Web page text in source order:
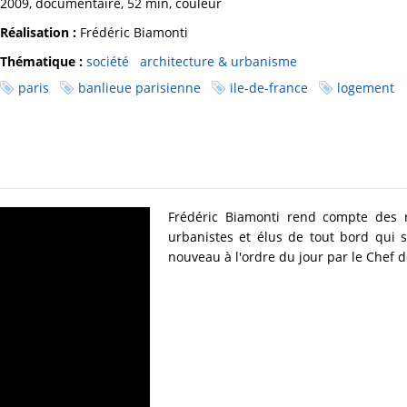
Réalisation : Frédéric Biamonti
Thématique : société
architecture & urbanisme
paris
banlieue parisienne ile-de-france logement
Frédéric Biamonti rend compte des
urbanistes et élus de tout bord qui
nouveau à l'ordre du jour par le Chef